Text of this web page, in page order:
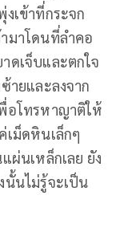
เข้าที่กระจก
มาโดนที่ลำคอ
ดเจ็บและตกใจ
ายและลงจาก
อโทรหาญาติให้
เม็ดหินเล็กๆ
ผ่นเหล็กเลย ยัง
นั้นไม่รู้จะเป็น